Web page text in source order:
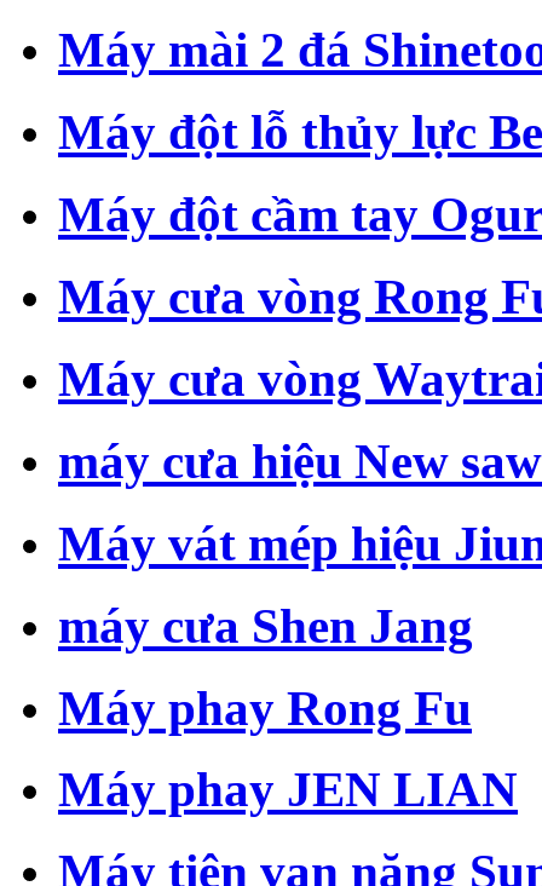
Máy mài 2 đá
Máy đột lỗ thủy lực
Máy đột cầm tay
Máy cưa vòng Rong
Máy cưa vòng
máy cưa hiệu New
Máy vát mép hiệu
máy cưa Shen Jang
Máy phay Rong Fu
Máy phay JEN LIAN
Máy tiện vạn năng